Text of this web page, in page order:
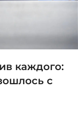
каждого:
с